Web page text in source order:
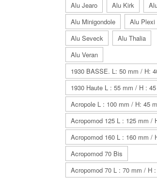
Alu Jearo
Alu Kirk
Alu Minigondole
Alu Plexi
Alu Seveck
Alu Thalia
Alu Veran
1930 BASSE. L: 50 mm / H:
1930 Haute L : 55 mm / H :
Acropole L : 100 mm / H: 45
Acropomod 125 L : 125 mm /
Acropomod 160 L : 160 mm /
Acropomod 70 Bis
Acropomod 70 L : 70 mm / H